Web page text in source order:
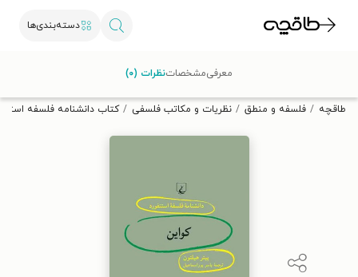
دسته‌بندی‌ها
تخفیف از طاقچه دریافت کن.
طاقچه فلسفه و منطق نظریات و مکاتب فلسفی کتاب دانشنامه فلسفه
معرفیمشخصاتنظرات (۰)